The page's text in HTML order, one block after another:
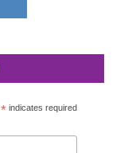
*indicates required